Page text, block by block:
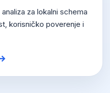
za lokalni schema
korisničko poverenje i